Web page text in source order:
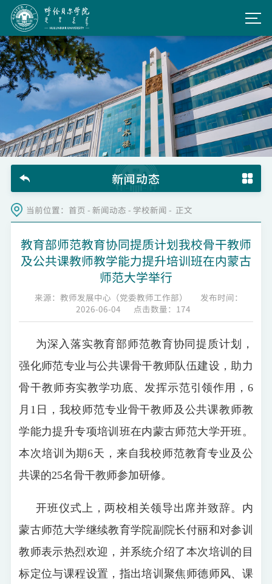
新闻动态
当前位置： 首页 -新闻动态 - 学校新闻 - 正文
教育部师范教育协同提质计划我校骨干教师
及公共课教师教学能力提升培训班在内蒙古
师范大学举行
来源：教师发展中心（党委教师工作部）
发布时间：
2026-06-04
点击数量： 174
为深入落实教育部师范教育协同提质计划，
强化师范专业与公共课骨干教师队伍建设，助力
骨干教师夯实教学功底、发挥示范引领作用，6
月1日，我校师范专业骨干教师及公共课教师教
学能力提升专项培训班在内蒙古师范大学开班。
本次培训为期6天，来自我校师范教育专业及公
共课的25名骨干教师参加研修。
开班仪式上，两校相关领导出席并致辞。内
蒙古师范大学继续教育学院副院长付丽和对参训
教师表示热烈欢迎，并系统介绍了本次培训的目
标定位与课程设置，指出培训聚焦师德师风、课